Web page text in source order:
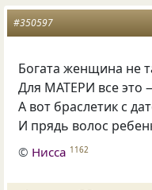
#350597
Богата женщина не
Для МАТЕРИ все это
А вот браслетик с
И прядь волос
© Нисса 1162